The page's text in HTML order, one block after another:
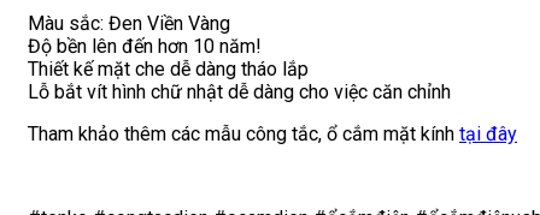
Màu sắc: Đen Viền Vàng
Độ bền lên đến hơn 10 năm!
Thiết kế mặt che dễ dàng tháo lắp
Lỗ bắt vít hình chữ nhật dễ dàng cho việc căn chỉnh
Tham khảo thêm các mẫu công tắc, ổ cắm mặt kính tại đây